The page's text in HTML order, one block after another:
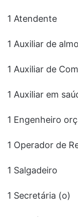
1 Atendente
1 Auxiliar de
1 Auxiliar de
1 Auxiliar em
1 Engenheiro
1 Operador de
1 Salgadeiro
1 Secretária (o)